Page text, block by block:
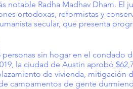
notable Radha Madhav Dham.
ortodoxas, reformistas y
secular, que presenta
personas sin hogar en el condado
la ciudad de Austin aprobó
de vivienda, mitigación
campamentos de gente